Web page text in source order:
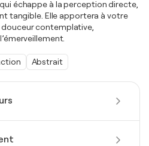
échappe à la perception directe,
tangible. Elle apportera à votre
contemplative,
Abstrait